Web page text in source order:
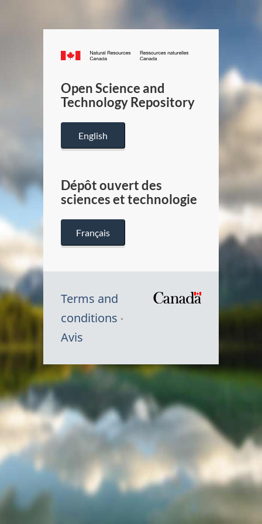
Canada.ca
/
Canada
Open Science and
Technology Repository
English
Dépôt ouvert des
sciences et technologie
Français
Terms and
conditions
Avis
Symbole
du